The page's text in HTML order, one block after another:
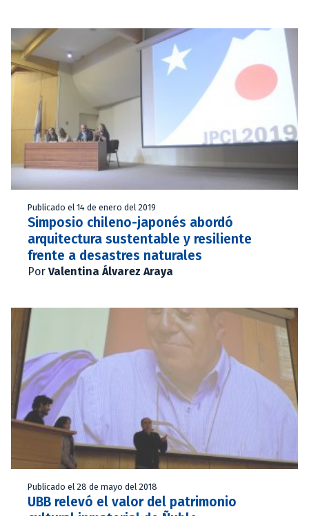
Publicado el 14 de enero del 2019
Simposio chileno-japonés abordó
arquitectura sustentable y resiliente
frente a desastres naturales
Por Valentina Álvarez Araya
Publicado el 28 de mayo del 2018
UBB relevó el valor del patrimonio